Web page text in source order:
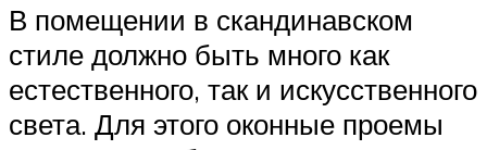
В помещении в скандинавском
стиле должно быть много как
естественного, так и искусственного
света. Для этого оконные проемы